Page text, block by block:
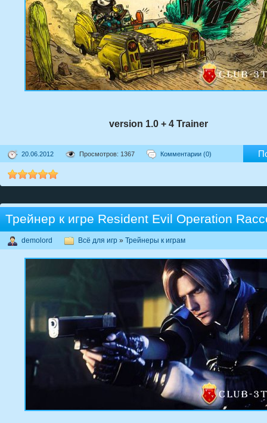
version 1.0 + 4 Trainer
20.06.2012 Просмотров: 1367 Комментарии (0)
Трейнер к игре Resident Evil Operation
demolord Всё для игр » Трейнеры к играм